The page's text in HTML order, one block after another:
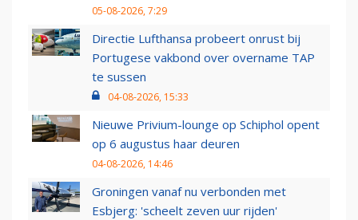
05-08-2026, 7:29
Directie Lufthansa probeert onrust bij
Portugese vakbond over overname TAP
te sussen
04-08-2026, 15:33
Nieuwe Privium-lounge op Schiphol opent
op 6 augustus haar deuren
04-08-2026, 14:46
Groningen vanaf nu verbonden met
Esbjerg: 'scheelt zeven uur rijden'